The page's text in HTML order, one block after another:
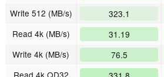
Write 512 (MB/s)
323.1
Read 4k (MB/s)
31.19
Write 4k (MB/s)
76.5